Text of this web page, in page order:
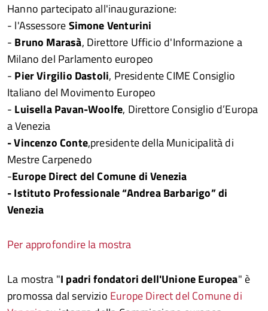
Hanno partecipato all'inaugurazione:
- l'AssessoreSimone Venturini
- Bruno Marasà, Direttore Ufficio d'Informazione a
Milano del Parlamento europeo
- Pier Virgilio Dastoli, Presidente CIME Consiglio
Italiano del Movimento Europeo
- Luisella Pavan-Woolfe, Direttore Consiglio d’Europa
a Venezia
- Vincenzo Conte,presidente della Municipalità di
Mestre Carpenedo
-Europe Direct del Comune di Venezia
- Istituto Professionale “Andrea Barbarigo” di
Venezia
Per approfondire la mostra
La mostra "I padri fondatori dell'Unione Europea" è
promossa dal servizio Europe Direct del Comune di